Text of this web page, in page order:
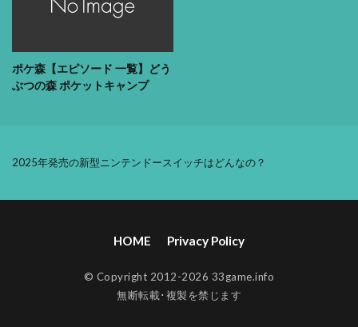
ポケ森【エピソード 一覧】どう
ぶつの森 ポケットキャンプ
2025年発売の新型ニンテンドースイッチはどんなの？
HOME Privacy Policy
© Copyright 2012-2026 33game.info
無断転載･複製を禁じます